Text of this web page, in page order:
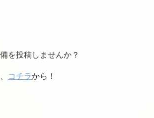
を投稿しませんか？
コチラから！